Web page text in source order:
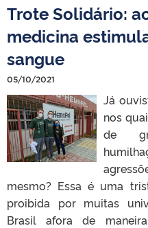
Trote Solidário:
medicina
sangue
05/10/2021
Já
nos
de
mesmo? Essa é uma
proibida por muitas
Brasil afora de